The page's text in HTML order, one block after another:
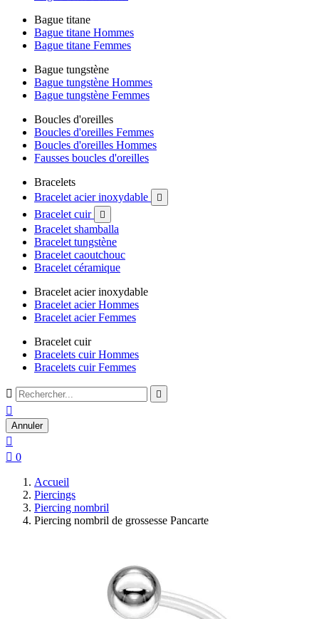
Bague titane
Bague titane Hommes
Bague titane Femmes
Bague tungstène
Bague tungstène Hommes
Bague tungstène Femmes
Boucles d'oreilles
Boucles d'oreilles Femmes
Boucles d'oreilles Hommes
Fausses boucles d'oreilles
Bracelets
Bracelet acier inoxydable

Bracelet cuir 
Bracelet shamballa
Bracelet tungstène
Bracelet caoutchouc
Bracelet céramique
Bracelet acier inoxydable
Bracelet acier Hommes
Bracelet acier Femmes
Bracelet cuir
Bracelets cuir Hommes
Bracelets cuir Femmes
 

Annuler

 0
Accueil
Piercings
Piercing nombril
Piercing nombril de grossesse Pancarte